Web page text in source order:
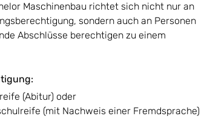
Maschinenbau richtet sich nicht nur an
sondern auch an Personen
Abschlüsse berechtigen zu einem
(Abitur) oder
(mit Nachweis einer Fremdsprache)